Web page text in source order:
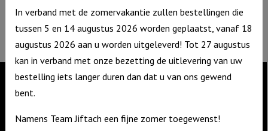
info@jiftach.nl
KVK nr: 60086041
BTW nr: NL8537.59.820.B01
De Zagerij 1
In verband met de zomervakantie zullen bestellingen die
tussen 5 en 14 augustus 2026 worden geplaatst, vanaf 18
augustus 2026 aan u worden uitgeleverd! Tot 27 augustus
kan in verband met onze bezetting de uitlevering van uw
bestelling iets langer duren dan dat u van ons gewend
bent.
Namens Team Jiftach een fijne zomer toegewenst!